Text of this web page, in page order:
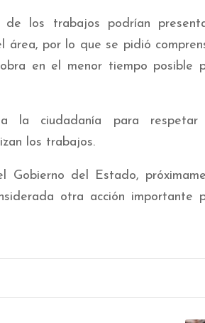
los trabajos podrían
área, por lo que se pidió
en el menor tiempo posible
la ciudadanía para respetar
los trabajos.
Gobierno del Estado,
otra acción importante